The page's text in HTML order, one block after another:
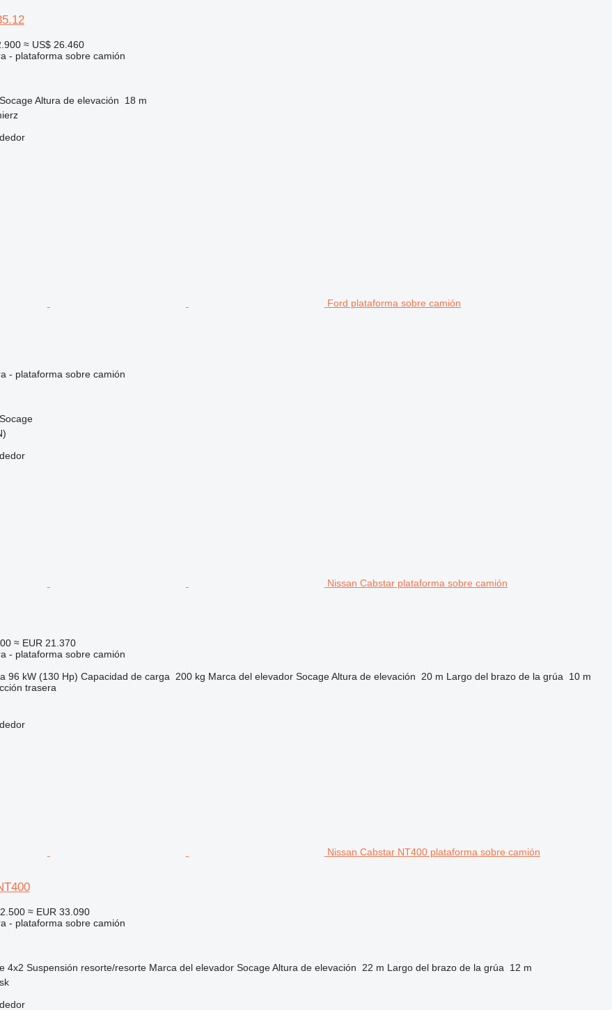
≈ US$ 26.460
- plataforma sobre camión
Socage Altura de elevación
18 m
Ford plataforma sobre camión
- plataforma sobre camión
Socage
Nissan Cabstar plataforma sobre camión
≈ EUR 21.370
- plataforma sobre camión
96 kW (130 Hp) Capacidad de carga 200 kg Marca del elevador Socage Altura de elevación 20 m Largo del brazo de la grúa
10 m
trasera
Nissan Cabstar NT400 plataforma sobre camión
≈ EUR 33.090
- plataforma sobre camión
4x2 Suspensión resorte/resorte Marca del elevador Socage Altura de elevación 22 m Largo del brazo de la grúa
12 m